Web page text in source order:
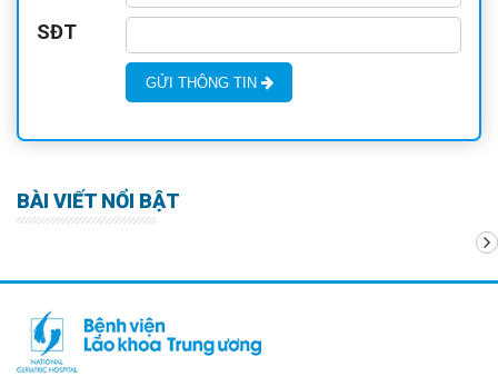
SĐT
GỬI THÔNG TIN
BÀI VIẾT NỔI BẬT